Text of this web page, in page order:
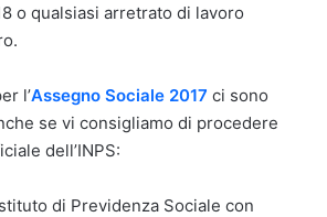
o qualsiasi arretrato di lavoro
l’Assegno Sociale 2017 ci sono
se vi consigliamo di procedere
dell’INPS:
di Previdenza Sociale con